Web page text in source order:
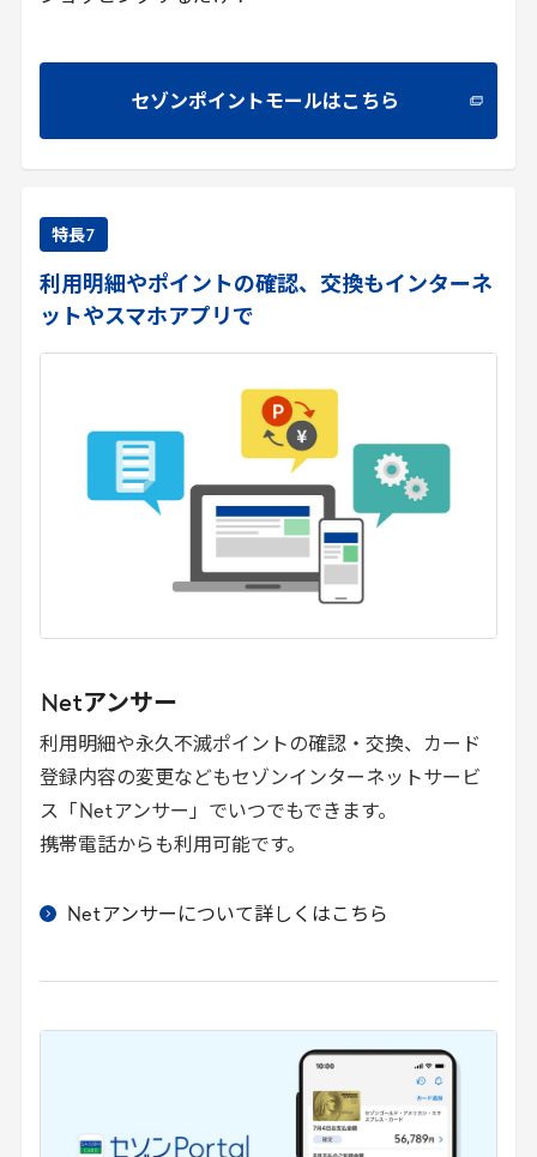
セゾンポイントモールはこちら
特長7
利用明細やポイントの確認、交換もインターネ
ットやスマホアプリで
Net アンサー
利用明細や永久不滅ポイントの確認・交換、カード
登録内容の変更などもセゾンインターネットサービ
ス「 Net アンサー」でいつでもできます。
携帯電話からも利用可能です。
Net アンサーについて詳しくはこちら